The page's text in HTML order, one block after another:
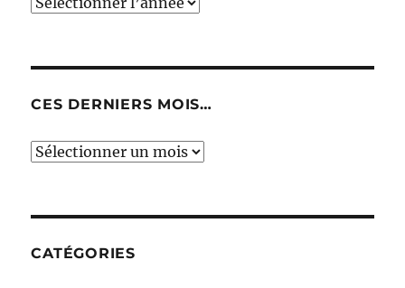
CES DERNIERS MOIS…
Ces
CATÉGORIES